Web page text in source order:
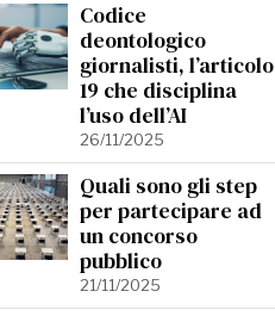
Codice
deontologico
giornalisti, l’articolo
19 che disciplina
l’uso dell’AI
26/11/2025
Quali sono gli step
per partecipare ad
un concorso
pubblico
21/11/2025